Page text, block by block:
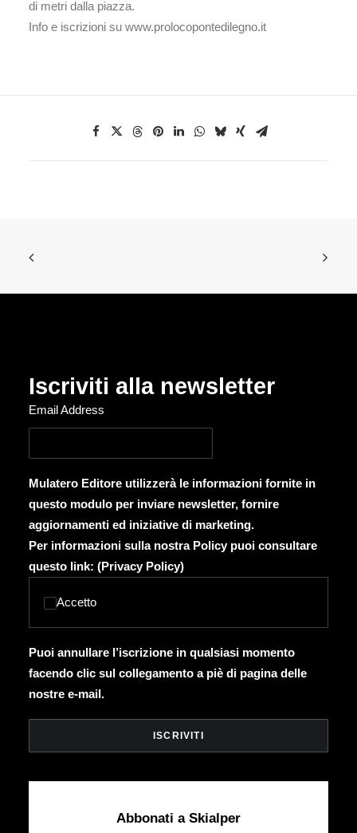
di metri dalla piazza.
Info e iscrizioni su www.prolocopontedilegno.it
Iscriviti alla newsletter
Email Address
Mulatero Editore utilizzerà le informazioni fornite in
questo modulo per inviare newsletter, fornire
aggiornamenti ed iniziative di marketing.
Per informazioni sulla nostra Policy puoi consultare
questo link: (Privacy Policy)
Accetto
Puoi annullare l’iscrizione in qualsiasi momento
facendo clic sul collegamento a piè di pagina delle
nostre e-mail.
Abbonati a Skialper